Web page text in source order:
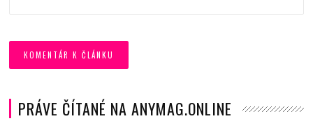
PRÁVE ČÍTANÉ NA ANYMAG.ONLINE